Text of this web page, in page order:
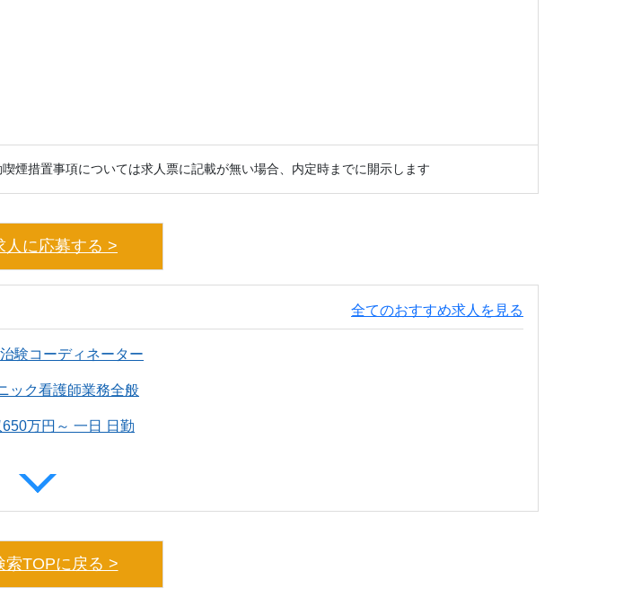
煙措置事項については求人票に記載が無い場合、内定時までに開示します
人に応募する >
全てのおすすめ求人を見る
験コーディネーター
ク看護師業務全般
万円～ 一日 日勤
索TOPに戻る >